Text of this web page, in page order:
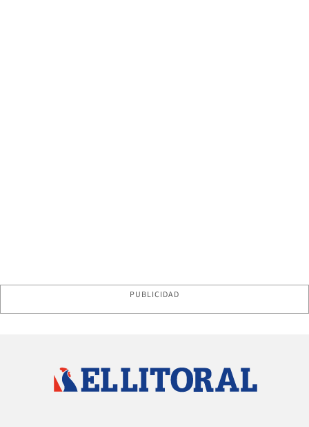
PUBLICIDAD